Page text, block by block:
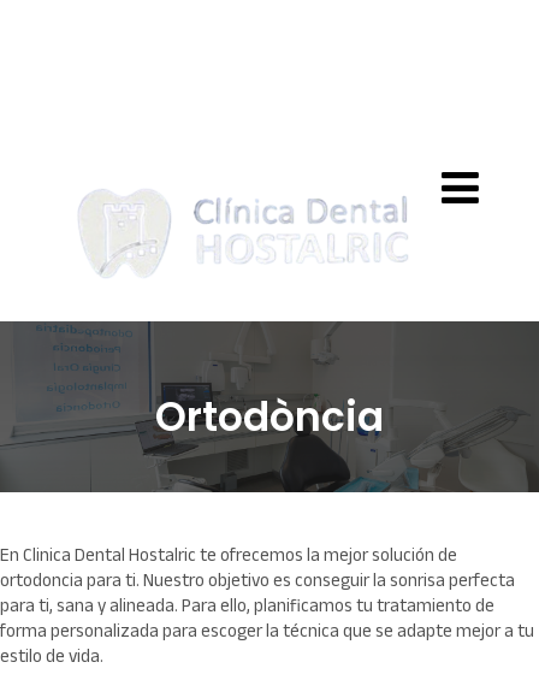
Ortodòncia
En Clinica Dental Hostalric te ofrecemos la mejor solución de
ortodoncia para ti. Nuestro objetivo es conseguir la sonrisa perfecta
para ti, sana y alineada. Para ello, planificamos tu tratamiento de
forma personalizada para escoger la técnica que se adapte mejor a tu
estilo de vida.